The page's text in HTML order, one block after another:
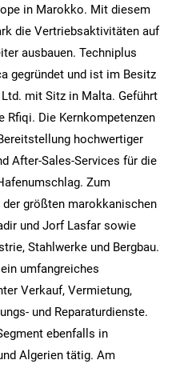
in Marokko. Mit diesem
die Vertriebsaktivitäten auf
ausbauen. Techniplus
gegründet und ist im Besitz
mit Sitz in Malta. Geführt
Rfiqi. Die Kernkompetenzen
hochwertiger
After-Sales-Services für die
Zum
größten marokkanischen
und Jorf Lasfar sowie
Stahlwerke und Bergbau.
umfangreiches
Verkauf, Vermietung,
und Reparaturdienste.
ebenfalls in
Algerien tätig. Am